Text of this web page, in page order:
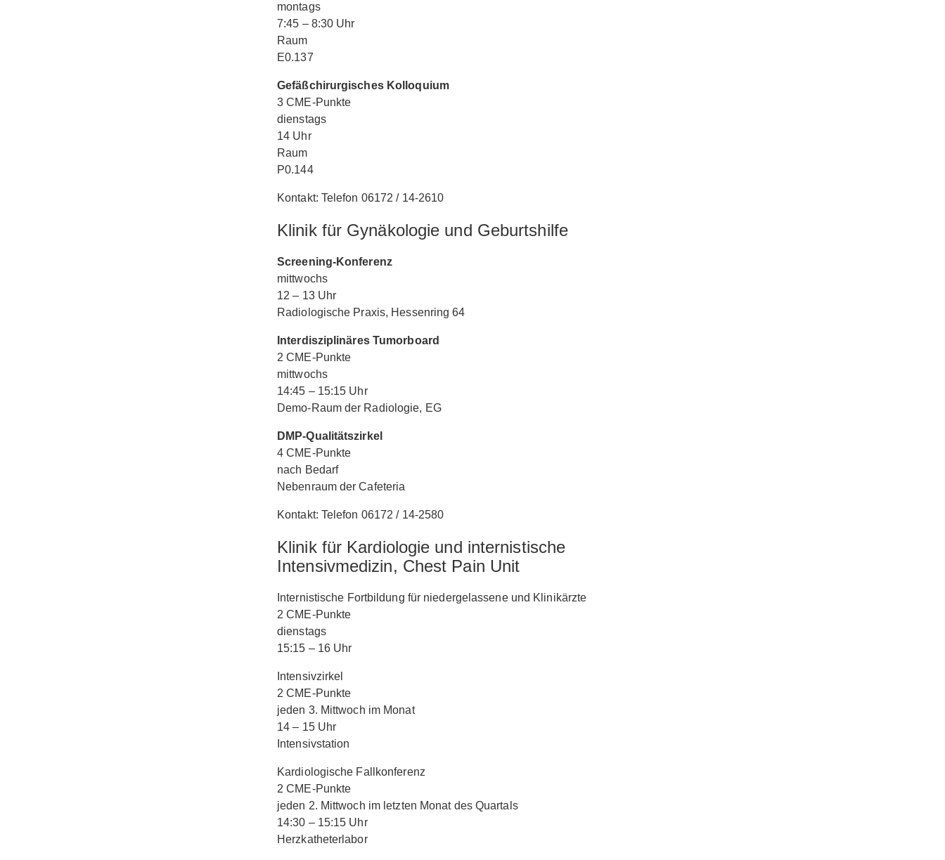
montags
7:45 – 8:30 Uhr
Raum
E0.137
Gefäßchirurgisches Kolloquium
3 CME-Punkte
dienstags
14 Uhr
Raum
P0.144
Kontakt: Telefon 06172 / 14-2610
Klinik für Gynäkologie und Geburtshilfe
Screening-Konferenz
mittwochs
12 – 13 Uhr
Radiologische Praxis, Hessenring 64
Interdisziplinäres Tumorboard
2 CME-Punkte
mittwochs
14:45 – 15:15 Uhr
Demo-Raum der Radiologie, EG
DMP-Qualitätszirkel
4 CME-Punkte
nach Bedarf
Nebenraum der Cafeteria
Kontakt: Telefon 06172 / 14-2580
Klinik für Kardiologie und internistische
Intensivmedizin, Chest Pain Unit
Internistische Fortbildung für niedergelassene und Klinikärzte
2 CME-Punkte
dienstags
15:15 – 16 Uhr
Intensivzirkel
2 CME-Punkte
jeden 3. Mittwoch im Monat
14 – 15 Uhr
Intensivstation
Kardiologische Fallkonferenz
2 CME-Punkte
jeden 2. Mittwoch im letzten Monat des Quartals
14:30 – 15:15 Uhr
Herzkatheterlabor